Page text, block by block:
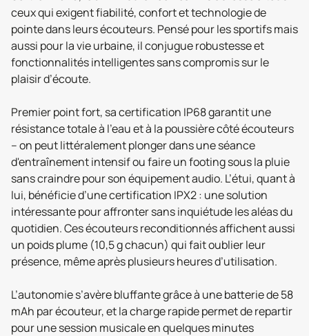
ceux qui exigent fiabilité, confort et technologie de
pointe dans leurs écouteurs. Pensé pour les sportifs mais
aussi pour la vie urbaine, il conjugue robustesse et
fonctionnalités intelligentes sans compromis sur le
plaisir d’écoute.
Premier point fort, sa certification IP68 garantit une
résistance totale à l’eau et à la poussière côté écouteurs
– on peut littéralement plonger dans une séance
d'entraînement intensif ou faire un footing sous la pluie
sans craindre pour son équipement audio. L’étui, quant à
lui, bénéficie d’une certification IPX2 : une solution
intéressante pour affronter sans inquiétude les aléas du
quotidien. Ces écouteurs reconditionnés affichent aussi
un poids plume (10,5 g chacun) qui fait oublier leur
présence, même après plusieurs heures d’utilisation.
L’autonomie s’avère bluffante grâce à une batterie de 58
mAh par écouteur, et la charge rapide permet de repartir
pour une session musicale en quelques minutes